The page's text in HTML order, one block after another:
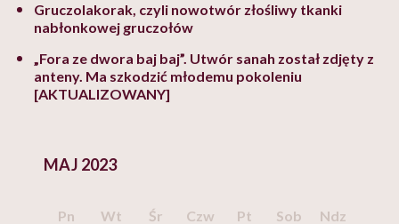
Gruczolakorak, czyli nowotwór złośliwy tkanki
nabłonkowej gruczołów
„Fora ze dwora baj baj”. Utwór sanah został zdjęty z
anteny. Ma szkodzić młodemu pokoleniu
[AKTUALIZOWANY]
MAJ 2023
Pn Wt Śr Czw Pt Sob
Ndz